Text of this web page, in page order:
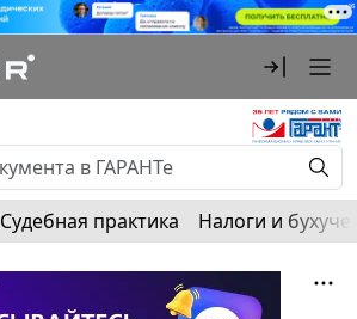
Судебная практика Налоги и